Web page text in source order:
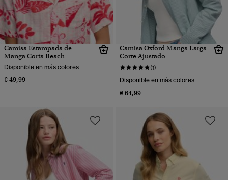
Camisa Estampada de
Manga Corta Beach
Disponible en más colores
€ 49,99
Camisa Oxford Manga Larga
Corte Ajustado
(1)
Disponible en más colores
€ 64,99